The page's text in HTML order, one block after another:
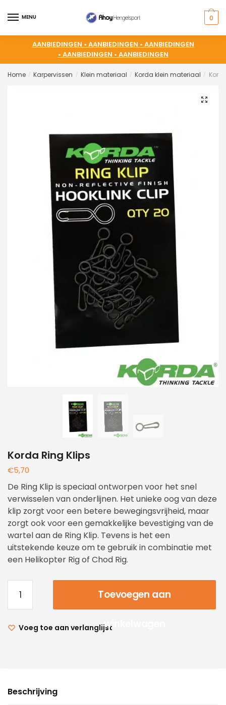
MENU 0
AANBIEDINGEN • AANBIEDINGEN • AANBIEDINGEN
• AANBIEDINGEN • AANBIEDINGEN
Home / Karpervissen / Klein materiaal / Korda klein materiaal /
🔍
Korda Ring Klips
€5,70
De Ring Klip is speciaal ontworpen voor het snel
verwisselen van onderlijnen. Het unieke oog van deze
klip zorgt voor een betere bewegingsvrijheid, maar
zorgt ook voor een gemakkelijke bevestiging van de
wartel aan de Ring Klip. Tevens is het een
uitstekende keuze om te gebruik in combinatie met
een Helikopter Rig of Chod Rig.
Toevoegen aan
winkelwagen
Voeg toe aan verlanglijst
Beschrijving